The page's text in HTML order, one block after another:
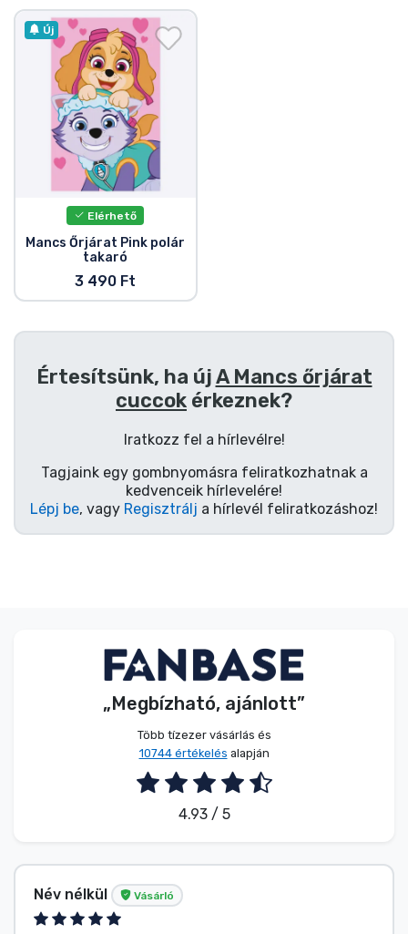
Új
Elérhető
Mancs Őrjárat Pink polár
takaró
3 490 Ft
Értesítsünk, ha újA Mancs őrjárat
cuccok érkeznek?
Iratkozz fel a hírlevélre!
Tagjaink egy gombnyomásra feliratkozhatnak a
kedvenceik hírlevelére!
Lépj be, vagy Regisztrálj a hírlevél feliratkozáshoz!
„Megbízható, ajánlott”
Több tízezer vásárlás és
10744 értékelés alapján
4.93 / 5
Név nélkül Vásárló